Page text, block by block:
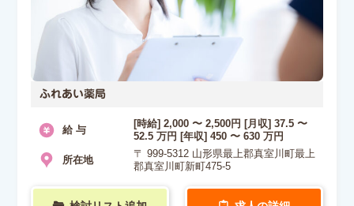
ふれあい薬局
給 与
[時給] 2,000 〜 2,500円 [月収] 37.5 〜
52.5 万円 [年収] 450 〜 630 万円
所在地
〒 999-5312 山形県最上郡真室川町最上
郡真室川町新町475-5